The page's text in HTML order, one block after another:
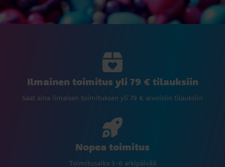
Ilmainen toimitus yli 79 € tilauksiin
Saat aina ilmaisen toimituksen yli 79 € arvoisiin tilauksiin
Nopea toimitus
Toimitusaika 3-6 arkipäivää